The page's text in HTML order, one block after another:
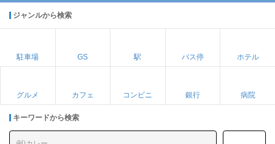
ジャンルから検索
駐車場 GS 駅 バス停 ホテル
グルメ カフェ コンビニ 銀行 病院
キーワードから検索